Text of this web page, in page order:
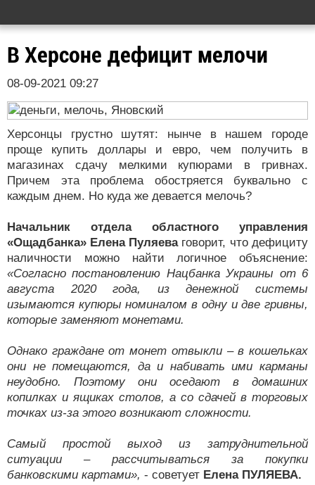
В Херсоне дефицит мелочи
08-09-2021 09:27
Херсонцы грустно шутят: нынче в нашем городе
проще купить доллары и евро, чем получить в
магазинах сдачу мелкими купюрами в гривнах.
Причем эта проблема обостряется буквально с
каждым днем. Но куда же девается мелочь?
Начальник отдела областного управления
«Ощадбанка» Елена Пуляеваговорит, что дефициту
наличности можно найти логичное объяснение:
«Согласно постановлению Нацбанка Украины от 6
августа 2020 года, из денежной системы
изымаются купюры номиналом в одну и две гривны,
которые заменяют монетами.
Однако граждане от монет отвыкли – в кошельках
они не помещаются, да и набивать ими карманы
неудобно. Поэтому они оседают в домашних
копилках и ящиках столов, а со сдачей в торговых
точках из-за этого возникают сложности.
Самый простой выход из затруднительной
ситуации – рассчитываться за покупки
банковскими картами», - советует Елена ПУЛЯЕВА.